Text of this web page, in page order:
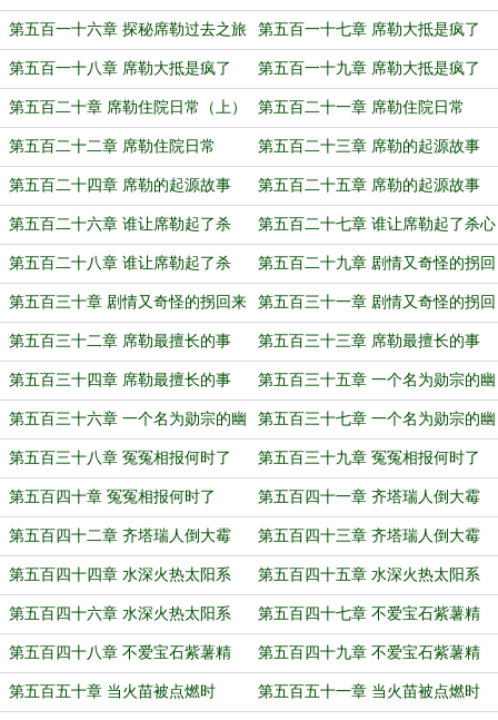
（上） （中）
第五百一十六章 探秘席勒过去之旅
（下）
第五百一十七章 席勒大抵是疯了
（上）
第五百一十八章 席勒大抵是疯了
（中）
第五百一十九章 席勒大抵是疯了
（下）
第五百二十章 席勒住院日常（上） 第五百二十一章 席勒住院日常
（中）
第五百二十二章 席勒住院日常
（下）
第五百二十三章 席勒的起源故事
（上）
第五百二十四章 席勒的起源故事
（中）
第五百二十五章 席勒的起源故事
（下）
第五百二十六章 谁让席勒起了杀
心？（上）
第五百二十七章 谁让席勒起了杀心
（中）
第五百二十八章 谁让席勒起了杀
心？（下）
第五百二十九章 剧情又奇怪的拐回
来了（上）
第五百三十章 剧情又奇怪的拐回来
了（中）
第五百三十一章 剧情又奇怪的拐回
来了（下）
第五百三十二章 席勒最擅长的事
（上）
第五百三十三章 席勒最擅长的事
（中）
第五百三十四章 席勒最擅长的事
（下）
第五百三十五章 一个名为勋宗的幽
灵…（上）
第五百三十六章 一个名为勋宗的幽
灵…（中）
第五百三十七章 一个名为勋宗的幽
灵…（下）
第五百三十八章 冤冤相报何时了
（上）
第五百三十九章 冤冤相报何时了
（中）
第五百四十章 冤冤相报何时了
（下）
第五百四十一章 齐塔瑞人倒大霉
（上）
第五百四十二章 齐塔瑞人倒大霉
（中）
第五百四十三章 齐塔瑞人倒大霉
（下）
第五百四十四章 水深火热太阳系
（上）
第五百四十五章 水深火热太阳系
（中）
第五百四十六章 水深火热太阳系
（下）
第五百四十七章 不爱宝石紫薯精
（上）
第五百四十八章 不爱宝石紫薯精
（中）
第五百四十九章 不爱宝石紫薯精
（下）
第五百五十章 当火苗被点燃时 第五百五十一章 当火苗被点燃时